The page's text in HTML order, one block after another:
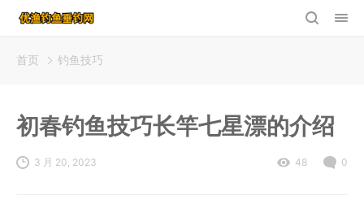
首页 钓鱼技巧
初春钓鱼技巧长竿七星漂的介绍
3 月 20, 2023 48 0